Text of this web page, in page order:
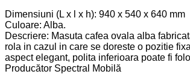
Dimensiuni (L x l x h): 940 x 540 x 640 mm
Culoare: Alba.
Descriere: Masuta cafea ovala alba
rola in cazul in care se doreste o pozitie
aspect elegant, polita inferioara poate fi
Producător Spectral Mobilă